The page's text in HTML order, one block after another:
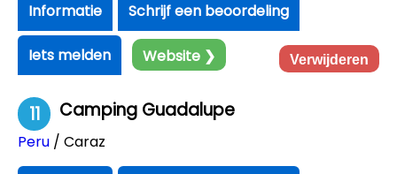
Informatie Schrijf een beoordeling
Iets melden Website ❯ Verwijderen
11 Camping Guadalupe
Peru / Caraz